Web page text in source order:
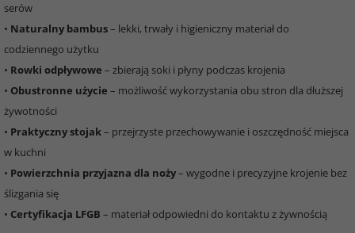
serów
• Naturalny bambus– lekki, trwały i higieniczny materiał do
codziennego użytku
• Rowki odpływowe – zbierają soki i płyny podczas krojenia
• Obustronne użycie – możliwość wykorzystania obu stron dla dłuższej
żywotności
• Praktyczny stojak– przejrzyste przechowywanie i oszczędność miejsca
w kuchni
• Powierzchnia przyjazna dla noży– wygodne i precyzyjne krojenie bez
ślizgania się
• Certyfikacja LFGB – materiał odpowiedni do kontaktu z żywnością